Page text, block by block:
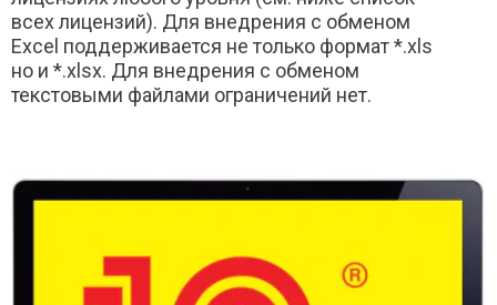
всех лицензий). Для внедрения с обменом
Excel поддерживается не только формат *.xls
но и *.xlsx. Для внедрения с обменом
текстовыми файлами ограничений нет.